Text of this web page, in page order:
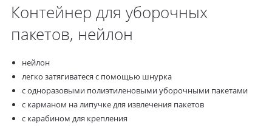
Контейнер для уборочных
пакетов, нейлон
нейлон
легко затягиватеся с помощью шнурка
с одноразовыми полиэтиленовыми уборочными пакетами
с карманом на липучке для извлечения пакетов
с карабином для крепления